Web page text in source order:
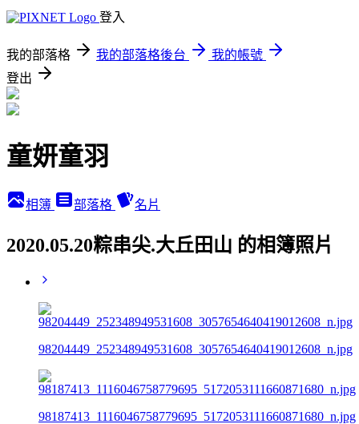
登入
我的部落格 我的部落格後台
我的帳號
登出
童妍童羽
相簿 部落格 名片
2020.05.20粽串尖.大丘田山 的相簿照片
98204449_252348949531608_3057654640419012608_n.jpg
98187413_1116046758779695_5172053111660871680_n.jpg